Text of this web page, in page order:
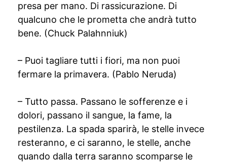
presa per mano. Di rassicurazione. Di
qualcuno che le prometta che andrà tutto
bene. (Chuck Palahnniuk)
– Puoi tagliare tutti i fiori, ma non puoi
fermare la primavera. (Pablo Neruda)
– Tutto passa. Passano le sofferenze e i
dolori, passano il sangue, la fame, la
pestilenza. La spada sparirà, le stelle invece
resteranno, e ci saranno, le stelle, anche
quando dalla terra saranno scomparse le